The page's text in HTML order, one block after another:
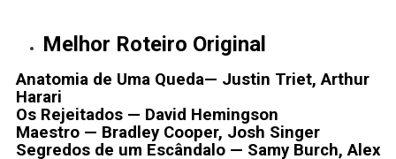
Melhor Roteiro Original
Anatomia de Uma Queda— Justin Triet, Arthur
Harari
Os Rejeitados — David Hemingson
Maestro — Bradley Cooper, Josh Singer
Segredos de um Escândalo — Samy Burch, Alex